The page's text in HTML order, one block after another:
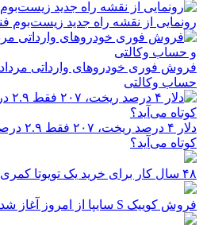
رونمایی از نقشه راه جدید زیست‌بوم
حساب وکالتی
دلار ۴
کوتاه می‌آید؟
۴۸ سال کار برای خرید یک تویوتا کمری
فروش کوییک S سایپا از امروز آغاز شد؛ جزئیات ثبت‌نام و شرایط